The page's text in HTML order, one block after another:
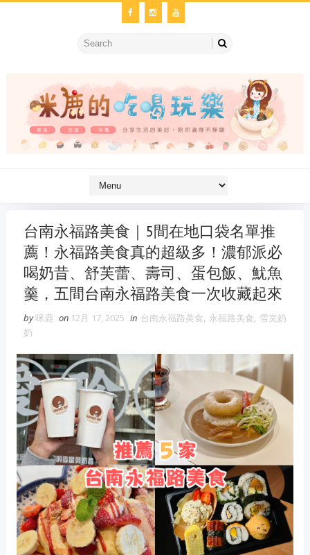
台南永福路美食｜5間在地口袋名單推
薦！永福路美食真的超級多！濃郁派必
喝奶昔、舒芙蕾、壽司、蛋包飯、魷魚
羹，五間台南永福路美食一次收藏起來
by咪鹿 on 12月 17, 2025 in 台南永福路美食, 永福路美食, 雪克奶
奶
冷氣維修 維修冷氣 冷氣維修 官網
大金冷氣維修
維修冷氣
冷氣維修 官網 大金冷
眼鏡蛇粉
眼鏡蛇粉膠囊
蛇粉推薦
蛇粉哪裡買
純蛇粉
工程 一家倫